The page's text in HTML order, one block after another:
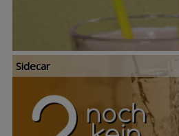
Sidecar